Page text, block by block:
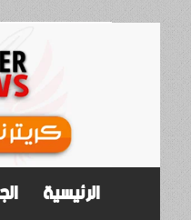
الرئيسية